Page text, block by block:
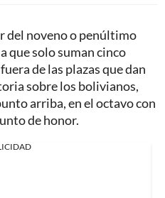
del noveno o penúltimo
que solo suman cinco
de las plazas que dan
sobre los bolivianos,
arriba, en el octavo con
de honor.